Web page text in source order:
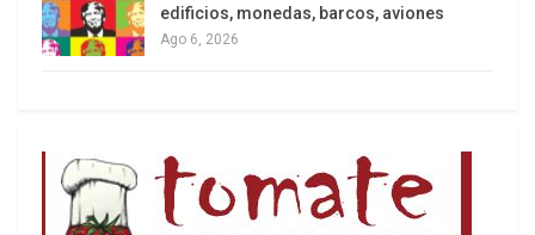
edificios, monedas, barcos, aviones
Ago 6, 2026